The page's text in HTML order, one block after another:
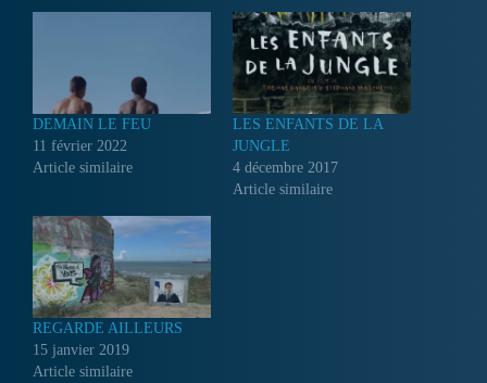
DEMAIN LE FEU
11 février 2022
Article similaire
LES ENFANTS DE LA
JUNGLE
4 décembre 2017
Article similaire
REGARDE AILLEURS
15 janvier 2019
Article similaire